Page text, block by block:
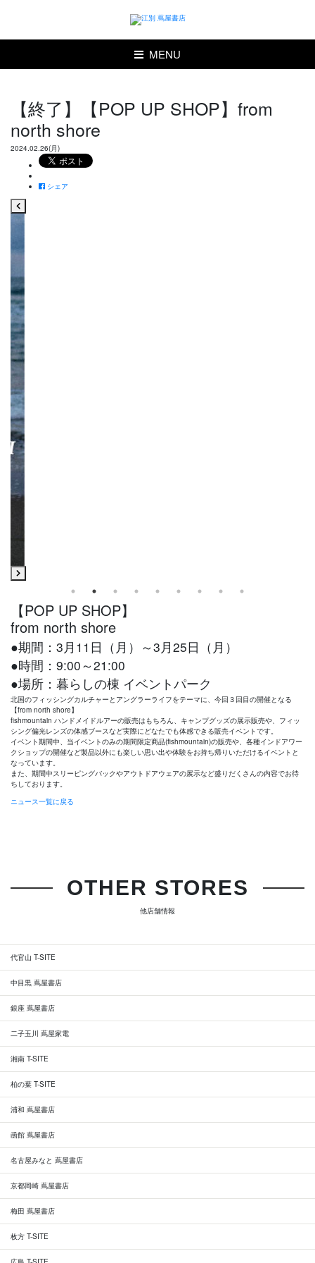
MENU
【終了】【POP UP SHOP】from
north shore
2024.02.26(月)
シェア
【POP UP SHOP】
from north shore
●期間：3月11日（月）～3月25日（月）
●時間：9:00～21:00
●場所：暮らしの棟 イベントパーク
北国のフィッシングカルチャーとアングラーライフをテーマに、今回３回⽬の開催となる
【from north shore】
fishmountain ハンドメイドルアーの販売はもちろん、キャンプグッズの展⽰販売や、フィッ
シング偏光レンズの体感ブースなど実際にどなたでも体感できる販売イベントです。
イベント期間中、当イベントのみの期間限定商品(fishmountain)の販売や、各種インドアワー
クショップの開催など製品以外にも楽しい思い出や体験をお持ち帰りいただけるイベントと
なっています。
また、期間中スリーピングバックやアウトドアウェアの展⽰など盛りだくさんの内容でお待
ちしております。
ニュース一覧に戻る
OTHER STORES
他店舗情報
代官山 T-SITE
中目黒 蔦屋書店
銀座 蔦屋書店
二子玉川 蔦屋家電
湘南 T-SITE
柏の葉 T-SITE
浦和 蔦屋書店
函館 蔦屋書店
名古屋みなと 蔦屋書店
京都岡崎 蔦屋書店
梅田 蔦屋書店
枚方 T-SITE